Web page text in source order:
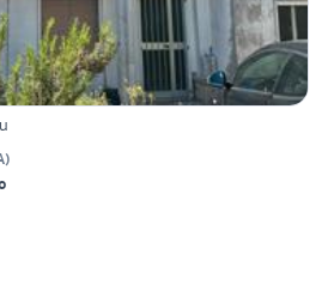
)